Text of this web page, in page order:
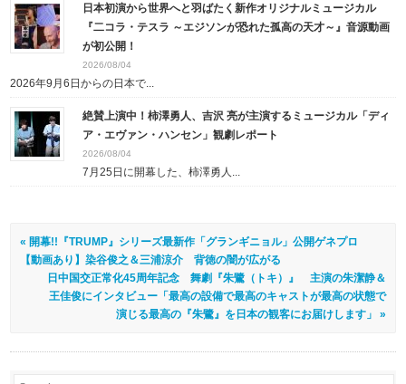
日本初演から世界へと羽ばたく新作オリジナルミュージカル
『二コラ・テスラ ～エジソンが恐れた孤高の天才～』音源動画
が初公開！
2026/08/04
2026年9月6日からの日本で...
絶賛上演中！柿澤勇人、吉沢 亮が主演するミュージカル「ディ
ア・エヴァン・ハンセン」観劇レポート
2026/08/04
7月25日に開幕した、柿澤勇人...
« 開幕!!『TRUMP』シリーズ最新作「グランギニョル」公開ゲネプロ
【動画あり】染谷俊之＆三浦涼介 背徳の闇が広がる
日中国交正常化45周年記念 舞劇『朱鷺（トキ）』 主演の朱潔静＆
王佳俊にインタビュー「最高の設備で最高のキャストが最高の状態で
演じる最高の『朱鷺』を日本の観客にお届けします」 »